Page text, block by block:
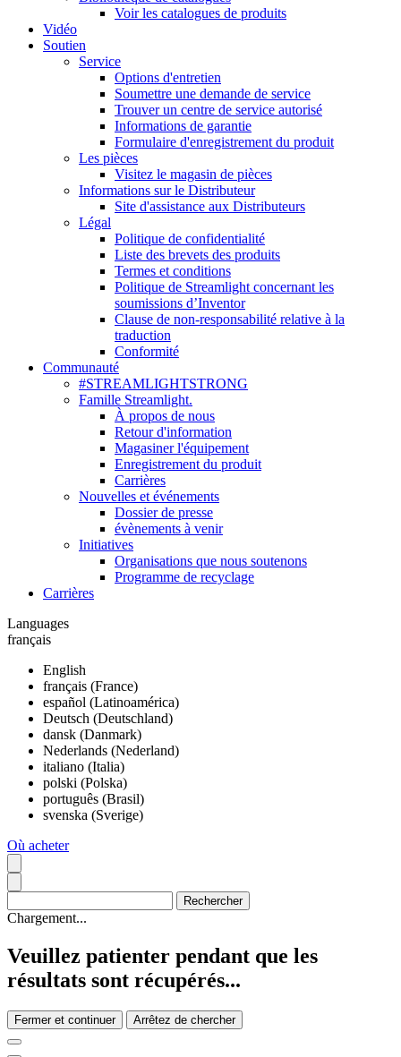
Voir les catalogues de produits
Vidéo
Soutien
Service
Options d'entretien
Soumettre une demande de service
Trouver un centre de service autorisé
Informations de garantie
Formulaire d'enregistrement du produit
Les pièces
Visitez le magasin de pièces
Informations sur le Distributeur
Site d'assistance aux Distributeurs
Légal
Politique de confidentialité
Liste des brevets des produits
Termes et conditions
Politique de Streamlight concernant les
soumissions d’Inventor
Clause de non-responsabilité relative à la
traduction
Conformité
Communauté
#STREAMLIGHTSTRONG
Famille Streamlight.
À propos de nous
Retour d'information
Magasiner l'équipement
Enregistrement du produit
Carrières
Nouvelles et événements
Dossier de presse
évènements à venir
Initiatives
Organisations que nous soutenons
Programme de recyclage
Carrières
Languages
français
English
français (France)
español (Latinoamérica)
Deutsch (Deutschland)
dansk (Danmark)
Nederlands (Nederland)
italiano (Italia)
polski (Polska)
português (Brasil)
svenska (Sverige)
Où acheter
Chargement...
Veuillez patienter pendant que les
résultats sont récupérés...
Fermer et continuer Arrêtez de chercher